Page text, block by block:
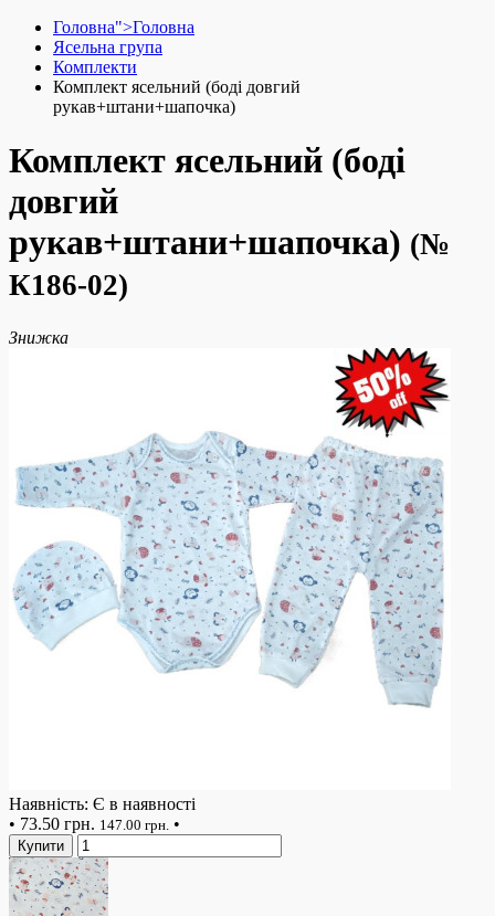
Головна">Головна
Ясельна група
Комплекти
Комплект ясельний (боді довгий
рукав+штани+шапочка)
Комплект ясельний (боді
довгий
рукав+штани+шапочка) (№
К186-02)
Знижка
Наявність: Є в наявності
• 73.50 грн. 147.00 грн. •
Купити